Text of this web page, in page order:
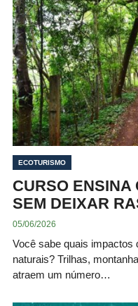
ECOTURISMO
CURSO ENSINA
SEM DEIXAR
05/06/2026
Você sabe quais impactos
naturais? Trilhas,
atraem um número…